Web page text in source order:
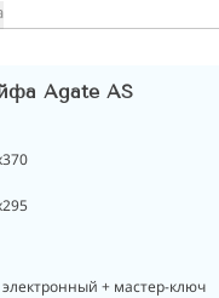
Agate AS
+ мастер-ключ